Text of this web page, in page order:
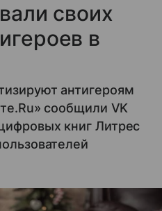
своих
в
антигероям
сообщили VK
книг Литрес